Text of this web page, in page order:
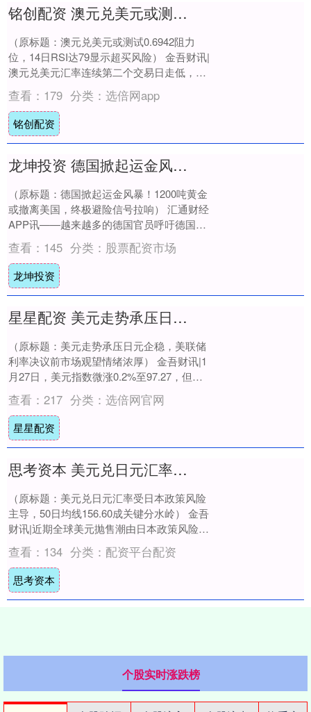
铭创配资 澳元兑美元或测试06942阻力位，14日RSI达79显示超买风险
（原标题：澳元兑美元或测试0.6942阻力
位，14日RSI达79显示超买风险） 金吾财讯|
澳元兑美元汇率连续第二个交易日走低，欧
洲时段交投于0.6910附近。技....
查看： 179 分类： 选倍网app
铭创配资
龙坤投资 德国掀起运金风暴！1200吨黄金或撤离美国，终极避险信号拉响
（原标题：德国掀起运金风暴！1200吨黄金
或撤离美国，终极避险信号拉响） 汇通财经
APP讯——越来越多的德国官员呼吁德国央
行运回存放在美国的庞大黄金储备，理由
是....
查看： 145 分类： 股票配资市场
龙坤投资
星星配资 美元走势承压日元企稳，美联储利率决议前市场观望情绪浓厚
（原标题：美元走势承压日元企稳，美联储
利率决议前市场观望情绪浓厚） 金吾财讯|1
月27日，美元指数微涨0.2%至97.27，但年
内累计跌幅已达1%。日元汇率在美....
查看： 217 分类： 选倍网官网
星星配资
思考资本 美元兑日元汇率受日本政策风险主导，50日均线15660成关键分水岭
（原标题：美元兑日元汇率受日本政策风险
主导，50日均线156.60成关键分水岭） 金吾
财讯|近期全球美元抛售潮由日本政策风险主
导，而非美国数据或美联储预期变化。....
查看： 134 分类： 配资平台配资
思考资本
个股实时涨跌榜